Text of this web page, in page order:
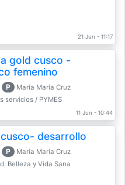
21 Jun - 11:17
gold cusco -
femenino
P
María María Cruz
servicios / PYMES
11 Jun - 10:44
desarrollo
P
María María Cruz
Belleza y Vida Sana